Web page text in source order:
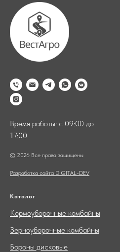
Время работы: с 09:00 до
17:00
© 2026 Все права защищены
Разработка сайта DIGITAL-DEV
Каталог
Кормоуборочные комбайны
Зерноуборочные комбайны
Бороны дисковые